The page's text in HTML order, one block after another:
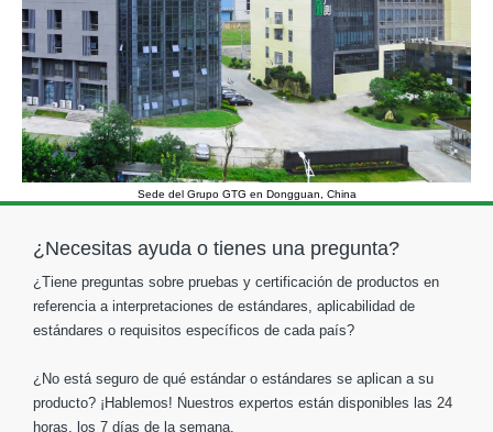
Sede del Grupo GTG en Dongguan, China
¿Necesitas ayuda o tienes una pregunta?
¿Tiene preguntas sobre pruebas y certificación de productos en
referencia a interpretaciones de estándares, aplicabilidad de
estándares o requisitos específicos de cada país?
¿No está seguro de qué estándar o estándares se aplican a su
producto? ¡Hablemos! Nuestros expertos están disponibles las 24
horas, los 7 días de la semana.